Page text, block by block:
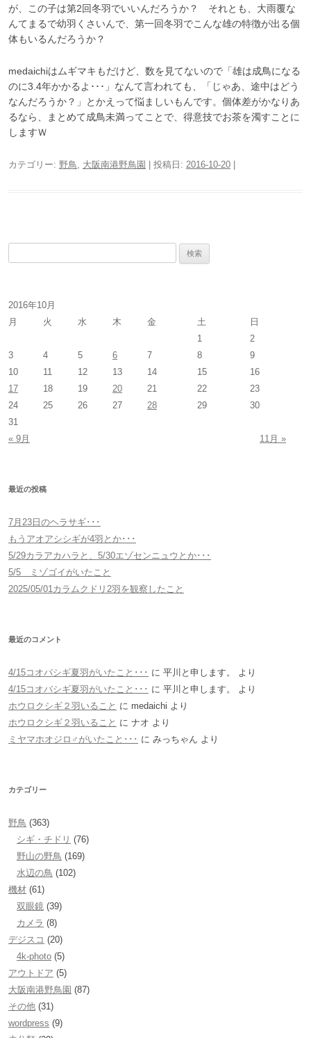
が、この子は第2回冬羽でいいんだろうか？ それとも、大雨覆な
んてまるで幼羽くさいんで、第一回冬羽でこんな雄の特徴が出る個
体もいるんだろうか？
medaichiはムギマキもだけど、数を見てないので「雄は成鳥になる
のに3.4年かかるよ･･･」なんて言われても、「じゃあ、途中はどう
なんだろうか？」とかえって悩ましいもんです。個体差がかなりあ
るなら、まとめて成鳥未満ってことで、得意技でお茶を濁すことに
しますＷ
カテゴリー: 野鳥, 大阪南港野鳥園 | 投稿日: 2016-10-20
2016年10月
月
火 水 木 金 土 日
« 9月 11月 »
1
2
3
4 5 6 7 8
9
10
11 12 13 14 15
16
17
18 19 20 21 22
23
24
25 26 27 28 29
30
31
最近の投稿
7月23日のヘラサギ･･･
もうアオアシシギが4羽とか･･･
5/29カラアカハラと、5/30エゾセンニュウとか･･･
5/5 ミゾゴイがいたこと
2025/05/01カラムクドリ2羽を観察したこと
最近のコメント
4/15コオバシギ夏羽がいたこと･･･ に 平川と申します。
より
4/15コオバシギ夏羽がいたこと･･･ に 平川と申します。
より
ホウロクシギ２羽いること に medaichi より
ホウロクシギ２羽いること に ナオ より
ミヤマホオジロ♂がいたこと･･･ に みっちゃん より
カテゴリー
野鳥 (363)
シギ・チドリ (76)
野山の野鳥 (169)
水辺の鳥 (102)
機材 (61)
双眼鏡 (39)
カメラ (8)
デジスコ (20)
4k-photo (5)
アウトドア (5)
大阪南港野鳥園 (87)
その他 (31)
wordpress (9)